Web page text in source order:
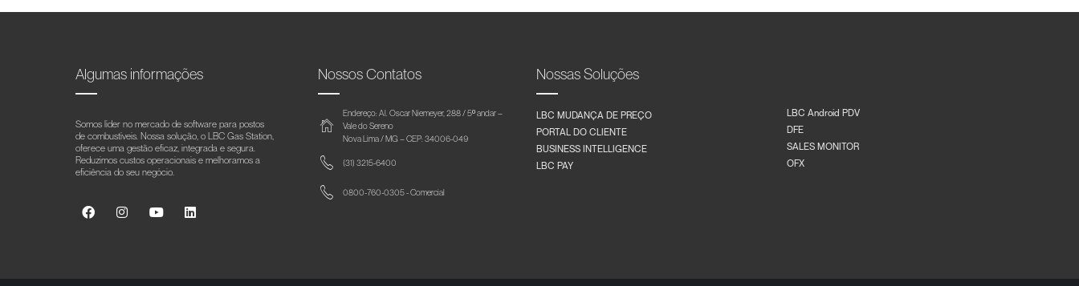
Algumas informações
Somos líder no mercado de software para postos
de combustíveis. Nossa solução, o LBC Gas Station,
oferece uma gestão eficaz, integrada e segura.
Reduzimos custos operacionais e melhoramos a
eficiência do seu negócio.
Nossos Contatos
Endereço: Al. Oscar Niemeyer, 288 / 5º andar –
Vale do Sereno
Nova Lima / MG – CEP: 34006-049
(31) 3215-6400
0800-760-0305 - Comercial
Nossas Soluções
LBC MUDANÇA DE PREÇO
PORTAL DO CLIENTE
BUSINESS INTELLIGENCE
LBC PAY
LBC Android PDV
DFE
SALES MONITOR
OFX